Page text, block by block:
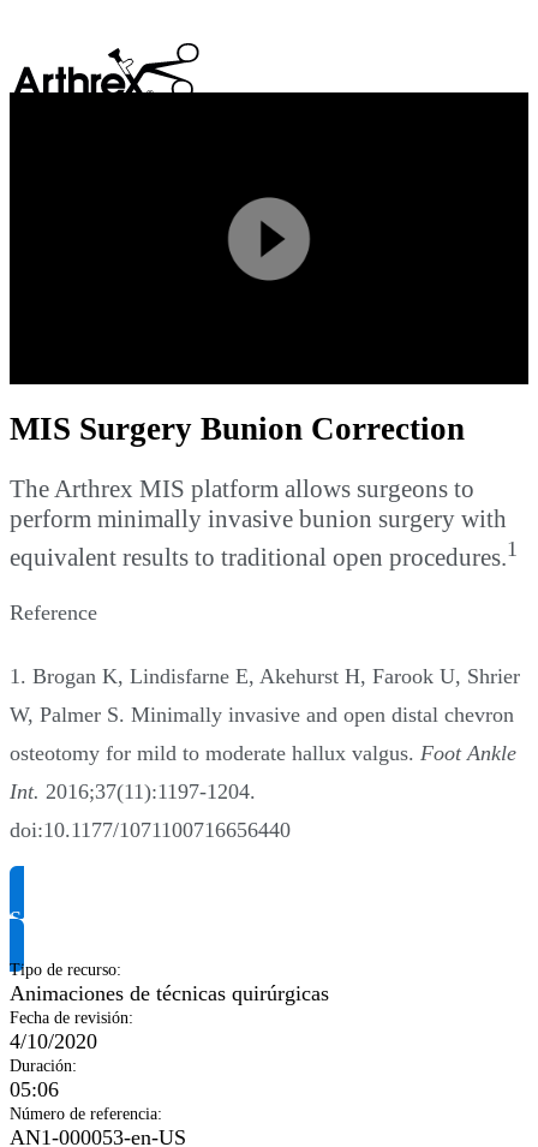
Play
Video
MIS Surgery Bunion Correction
The Arthrex MIS platform allows surgeons to
perform minimally invasive bunion surgery with
equivalent results to traditional open procedures.1
Reference
1. Brogan K, Lindisfarne E, Akehurst H, Farook U, Shrier
W, Palmer S. Minimally invasive and open distal chevron
osteotomy for mild to moderate hallux valgus. Foot Ankle
Int. 2016;37(11):1197-1204.
doi:10.1177/1071100716656440
Solicitar información del producto
Tipo de recurso:
Animaciones de técnicas quirúrgicas
Fecha de revisión:
4/10/2020
Duración:
05:06
Número de referencia:
AN1-000053-en-US